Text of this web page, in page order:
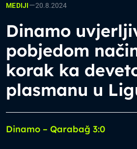
MEDIJI—20.8.2024
Dinamo
pobjedom
korak ka
plasmanu u
Dinamo – Qarabağ 3:0